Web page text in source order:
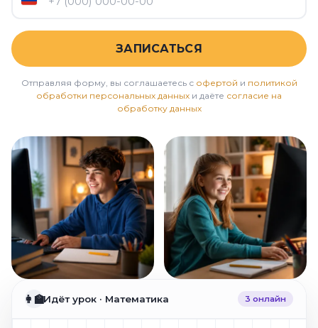
ЗАПИСАТЬСЯ
Отправляя форму, вы соглашаетесь с офертой и политикой
обработки персональных данных и даёте согласие на
обработку данных
👩‍🏫Идёт урок · Математика 3 онлайн